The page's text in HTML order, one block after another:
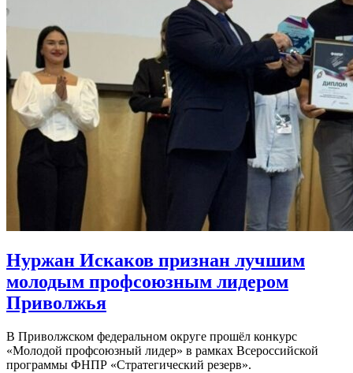
Нуржан Искаков признан лучшим
молодым профсоюзным лидером
Приволжья
В Приволжском федеральном округе прошёл конкурс
«Молодой профсоюзный лидер» в рамках Всероссийской
программы ФНПР «Стратегический резерв».